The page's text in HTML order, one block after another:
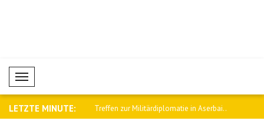
Mobil Menü
LETZTE MINUTE:
von Freiheiten und Treffen zur Militärdiplomatie in Aserbai..